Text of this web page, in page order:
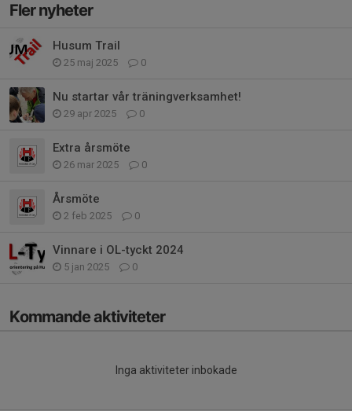
Fler nyheter
Husum Trail
25 maj 2025 0
Nu startar vår träningverksamhet!
29 apr 2025 0
Extra årsmöte
26 mar 2025 0
Årsmöte
2 feb 2025 0
Vinnare i OL-tyckt 2024
5 jan 2025 0
Kommande aktiviteter
Inga aktiviteter inbokade